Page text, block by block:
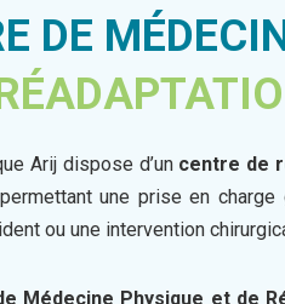
DE
Arij dispose d’un centre de
permettant une prise en
ou une intervention
Médecine Physique et de